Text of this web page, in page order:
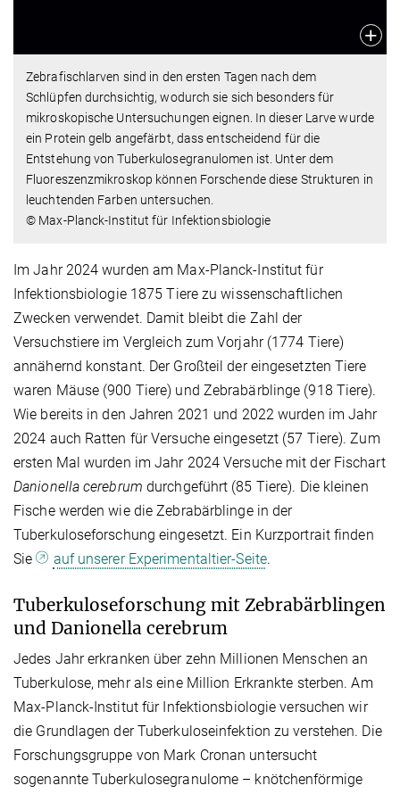
Zebrafischlarven sind in den ersten Tagen nach dem
Schlüpfen durchsichtig, wodurch sie sich besonders für
mikroskopische Untersuchungen eignen. In dieser Larve wurde
ein Protein gelb angefärbt, dass entscheidend für die
Entstehung von Tuberkulosegranulomen ist. Unter dem
Fluoreszenzmikroskop können Forschende diese Strukturen in
leuchtenden Farben untersuchen.
© Max-Planck-Institut für Infektionsbiologie
Im Jahr 2024 wurden am Max-Planck-Institut für
Infektionsbiologie 1875 Tiere zu wissenschaftlichen
Zwecken verwendet. Damit bleibt die Zahl der
Versuchstiere im Vergleich zum Vorjahr (1774 Tiere)
annähernd konstant. Der Großteil der eingesetzten Tiere
waren Mäuse (900 Tiere) und Zebrabärblinge (918 Tiere).
Wie bereits in den Jahren 2021 und 2022 wurden im Jahr
2024 auch Ratten für Versuche eingesetzt (57 Tiere). Zum
ersten Mal wurden im Jahr 2024 Versuche mit der Fischart
Danionella cerebrum durchgeführt (85 Tiere). Die kleinen
Fische werden wie die Zebrabärblinge in der
Tuberkuloseforschung eingesetzt. Ein Kurzportrait finden
Sie
auf unserer Experimentaltier-Seite.
Tuberkuloseforschung mit Zebrabärblingen
und Danionella cerebrum
Jedes Jahr erkranken über zehn Millionen Menschen an
Tuberkulose, mehr als eine Million Erkrankte sterben. Am
Max-Planck-Institut für Infektionsbiologie versuchen wir
die Grundlagen der Tuberkuloseinfektion zu verstehen. Die
Forschungsgruppe von Mark Cronan untersucht
sogenannte Tuberkulosegranulome – knötchenförmige